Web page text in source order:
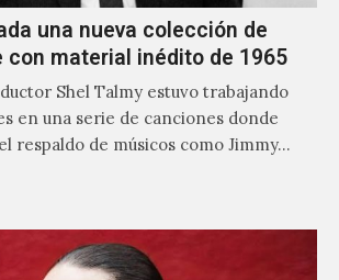
una nueva colección de
con material inédito de 1965
Shel Talmy estuvo trabajando
en una serie de canciones donde
respaldo de músicos como Jimmy…